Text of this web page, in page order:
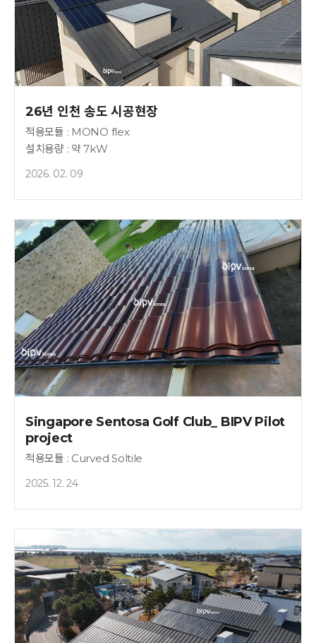
26년 인천 송도 시공현장
적용모듈 : MONO flex
설치용량 : 약 7kW
2026. 02. 09
Singapore Sentosa Golf Club_ BIPV Pilot
project
적용모듈 : Curved Soltile
2025. 12. 24